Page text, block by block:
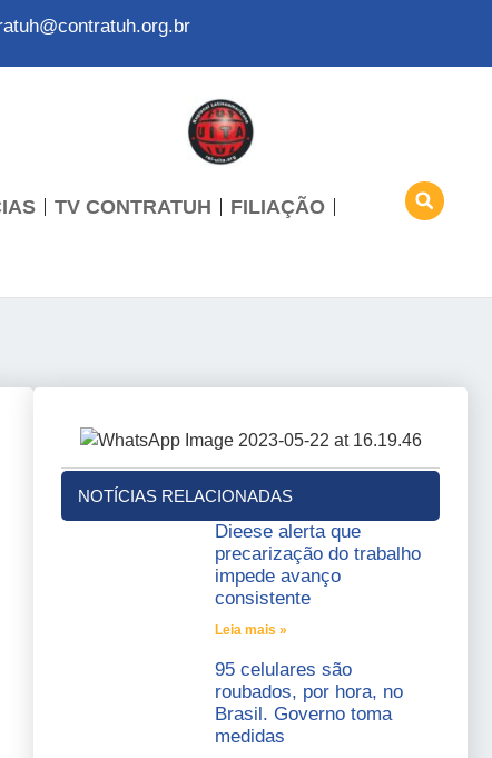
TV CONTRATUH FILIAÇÃO
NOTÍCIAS RELACIONADAS
Dieese alerta que
precarização do trabalho
impede avanço
consistente
Leia mais »
95 celulares são
roubados, por hora, no
Brasil. Governo toma
medidas